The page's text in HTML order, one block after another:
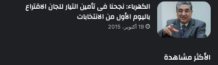
الكهرباء: نجحنا فى تأمين التيار للجان الاقتراع
باليوم الأول من الانتخابات
19 أكتوبر، 2015
الأكثر مشاهدة